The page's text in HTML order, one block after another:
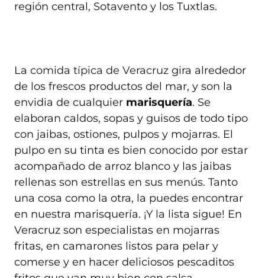
región central, Sotavento y los Tuxtlas.
La comida típica de Veracruz gira alrededor
de los frescos productos del mar, y son la
envidia de cualquier marisquería. Se
elaboran caldos, sopas y guisos de todo tipo
con jaibas, ostiones, pulpos y mojarras. El
pulpo en su tinta es bien conocido por estar
acompañado de arroz blanco y las jaibas
rellenas son estrellas en sus menús. Tanto
una cosa como la otra, la puedes encontrar
en nuestra marisquería. ¡Y la lista sigue! En
Veracruz son especialistas en mojarras
fritas, en camarones listos para pelar y
comerse y en hacer deliciosos pescaditos